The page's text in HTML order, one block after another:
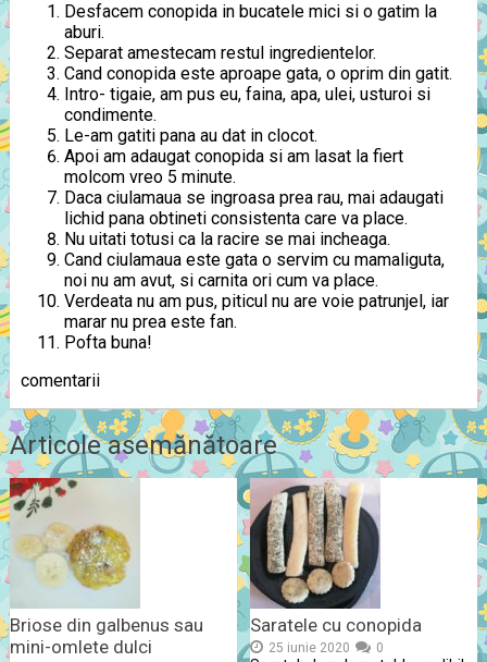
Desfacem conopida in bucatele mici si o gatim la
aburi.
Separat amestecam restul ingredientelor.
Cand conopida este aproape gata, o oprim din gatit.
Intro- tigaie, am pus eu, faina, apa, ulei, usturoi si
condimente.
Le-am gatiti pana au dat in clocot.
Apoi am adaugat conopida si am lasat la fiert
molcom vreo 5 minute.
Daca ciulamaua se ingroasa prea rau, mai adaugati
lichid pana obtineti consistenta care va place.
Nu uitati totusi ca la racire se mai incheaga.
Cand ciulamaua este gata o servim cu mamaliguta,
noi nu am avut, si carnita ori cum va place.
Verdeata nu am pus, piticul nu are voie patrunjel, iar
marar nu prea este fan.
Pofta buna!
comentarii
Articole asemănătoare
Briose din galbenus sau
mini-omlete dulci
Saratele cu conopida
25 iunie 2020 0